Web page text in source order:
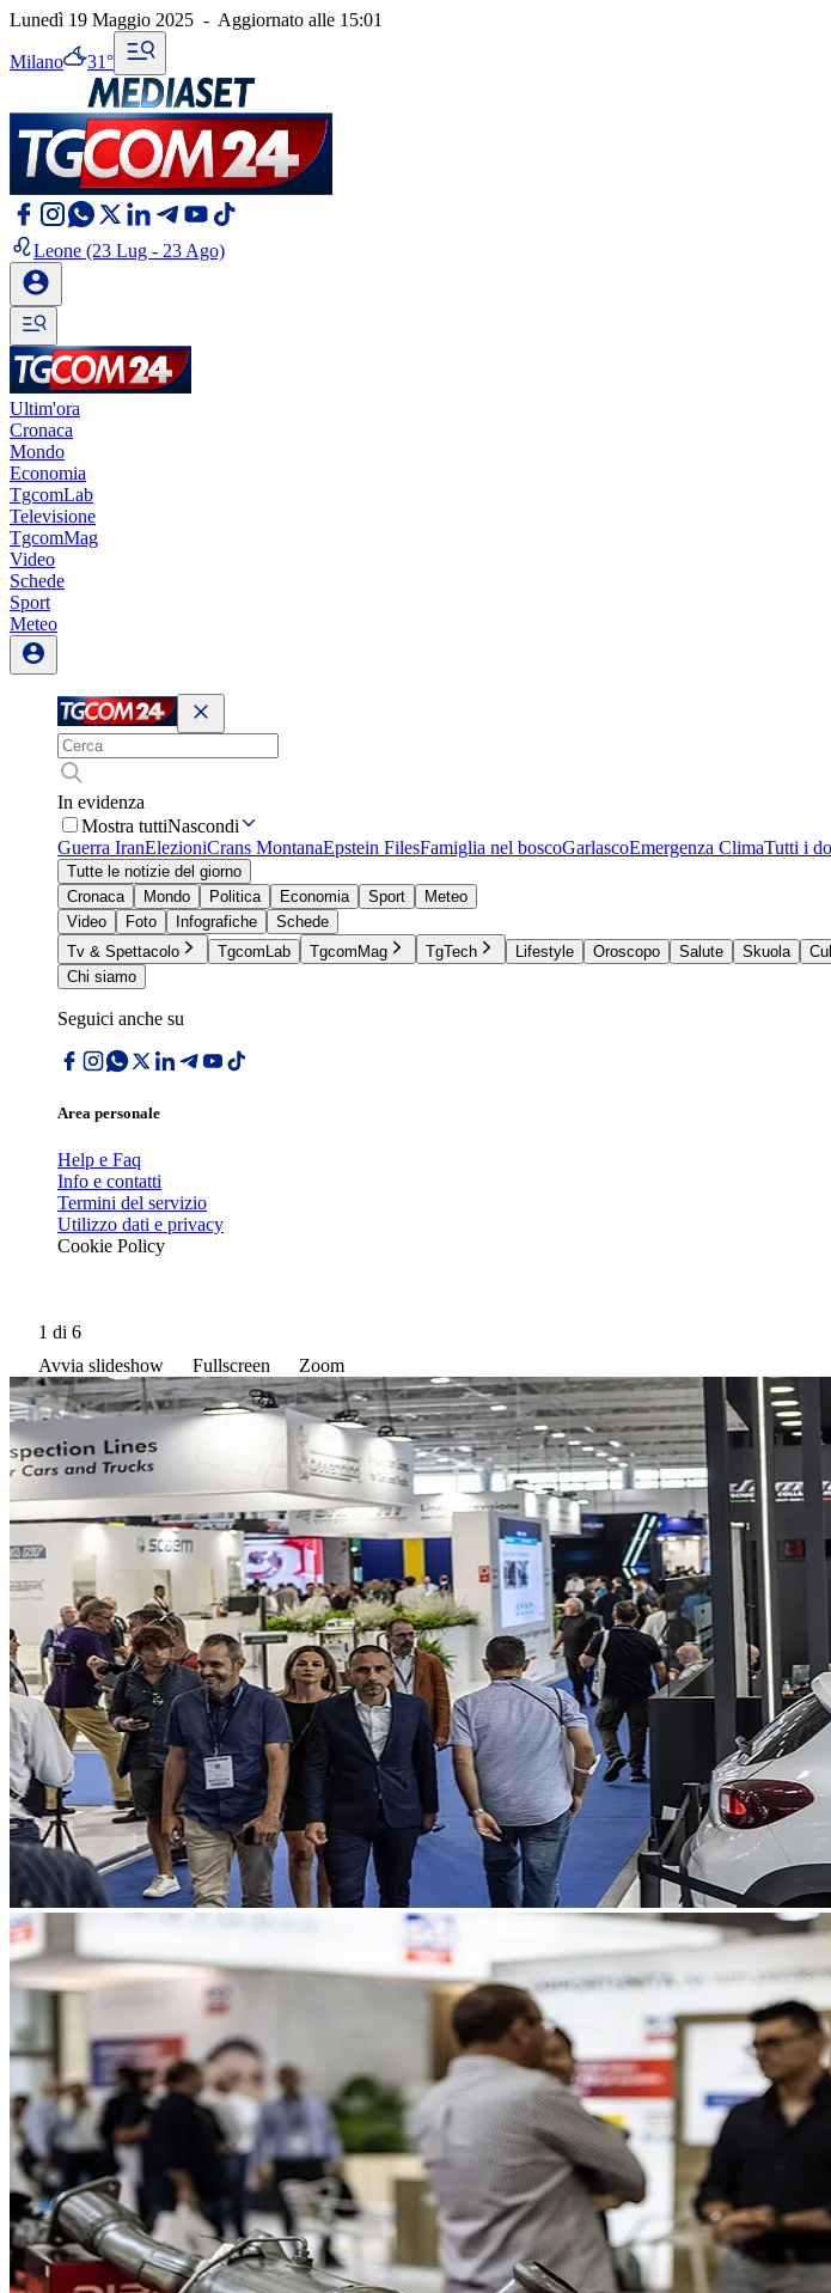
Lunedì 19 Maggio 2025 - Aggiornato alle 15:01
Milano 31°
Leone (23 Lug - 23 Ago)
Ultim'ora
Cronaca
Mondo
Economia
TgcomLab
Televisione
TgcomMag
Video
Schede
Sport
Meteo
In evidenza
Mostra tuttiNascondi
Guerra IranElezioniCrans MontanaEpstein FilesFamiglia nel boscoGarlascoEmergenza ClimaTutti i
Tutte le notizie del giorno
Cronaca
Mondo Politica Economia Sport
Meteo
Video
Foto Infografiche
Schede
Tv & Spettacolo
TgcomLab TgcomMag TgTech Lifestyle Oroscopo Salute Skuola
Chi siamo
Seguici anche su
Area personale
Help e Faq
Info e contatti
Termini del servizio
Utilizzo dati e privacy
Cookie Policy
1 di 6
Avvia slideshow
Fullscreen Zoom